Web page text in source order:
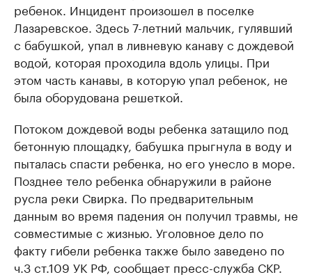
ребенок. Инцидент произошел в поселке
Лазаревское. Здесь 7-летний мальчик, гулявший
с бабушкой, упал в ливневую канаву с дождевой
водой, которая проходила вдоль улицы. При
этом часть канавы, в которую упал ребенок, не
была оборудована решеткой.
Потоком дождевой воды ребенка затащило под
бетонную площадку, бабушка прыгнула в воду и
пыталась спасти ребенка, но его унесло в море.
Позднее тело ребенка обнаружили в районе
русла реки Свирка. По предварительным
данным во время падения он получил травмы, не
совместимые с жизнью. Уголовное дело по
факту гибели ребенка также было заведено по
ч.3 ст.109 УК РФ, сообщает пресс-служба СКР.